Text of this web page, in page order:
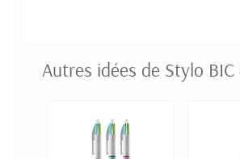
Autres idées de Stylo